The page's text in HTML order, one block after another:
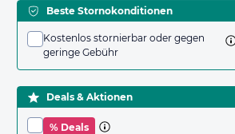
Beste Stornokonditionen
Kostenlos stornierbar oder gegen
geringe Gebühr
Deals & Aktionen
% Deals